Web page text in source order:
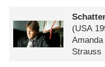
(USA
Strauss